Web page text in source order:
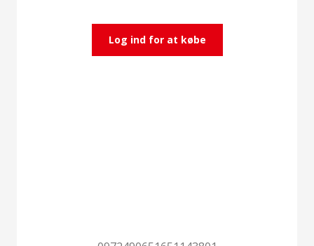
Log ind for at købe